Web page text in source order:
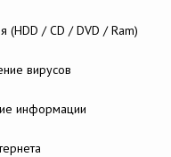
(HDD / CD / DVD / Ram)
вирусов
информации